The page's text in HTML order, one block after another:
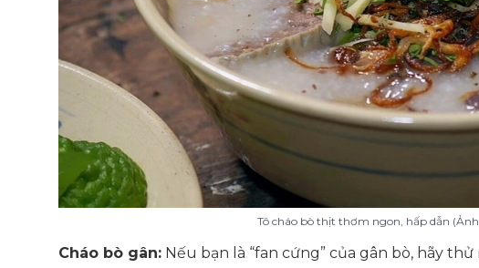
Tô cháo bò thịt thơm ngon, hấp dẫn
Cháo bò gân: Nếu bạn là “fan cứng” của gân bò, hãy